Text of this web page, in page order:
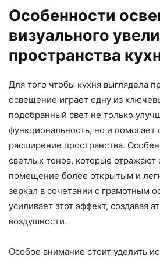
Особенности
визуального
пространства
Для того чтобы кухня выглядела
освещение играет одну из
подобранный свет не только
функциональность, но и помогает
расширение пространства.
светлых тонов, которые отражают
помещение более открытым и
зеркал в сочетании с грамотным
усиливает этот эффект, создавая
воздушности.
Особое внимание стоит уделить